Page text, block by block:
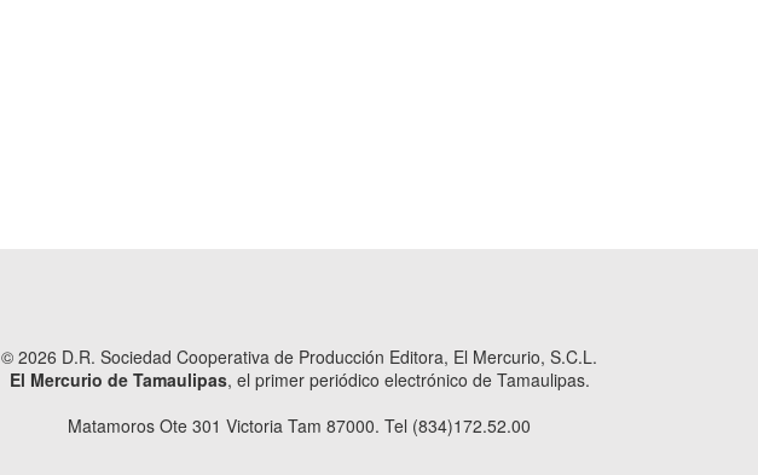
© 2026 D.R. Sociedad Cooperativa de Producción Editora, El Mercurio, S.C.L.
El Mercurio de Tamaulipas, el primer periódico electrónico de Tamaulipas.
Matamoros Ote 301 Victoria Tam 87000. Tel (834)172.52.00